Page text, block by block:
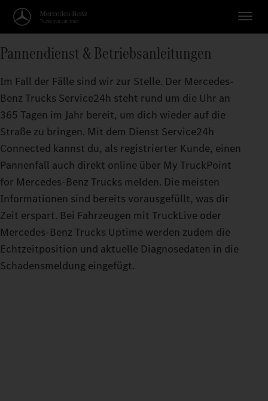
Pannendienst & Betriebsanleitungen
Im Fall der Fälle sind wir zur Stelle. Der Mercedes-
Benz Trucks Service24h steht rund um die Uhr an
365 Tagen im Jahr bereit, um dich wieder auf die
Straße zu bringen. Mit dem Dienst Service24h
Connected kannst du, als registrierter Kunde, einen
Pannenfall auch direkt online über My TruckPoint
for Mercedes-Benz Trucks melden. Die meisten
Informationen sind bereits vorausgefüllt, was dir
Zeit erspart. Bei Fahrzeugen mit TruckLive oder
Mercedes-Benz Trucks Uptime werden zudem die
Echtzeitposition und aktuelle Diagnosedaten in die
Schadensmeldung eingefügt.